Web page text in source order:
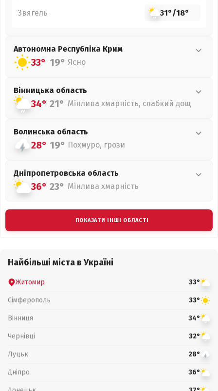
Звягель 31°/18°
Автономна Республіка Крим
33° 19° Ясно
Вінницька область
34° 21° Мінлива хмарність, слабкий дощ
Волинська область
28° 19° Похмуро, грози
Дніпропетровська область
36° 23° Мінлива хмарність
ПОКАЗАТИ ІНШІ ОБЛАСТІ
Найбільші міста в Україні
Житомир 33°
Сімферополь 33°
Вінниця 34°
Чернівці 32°
Луцьк 28°
Дніпро 36°